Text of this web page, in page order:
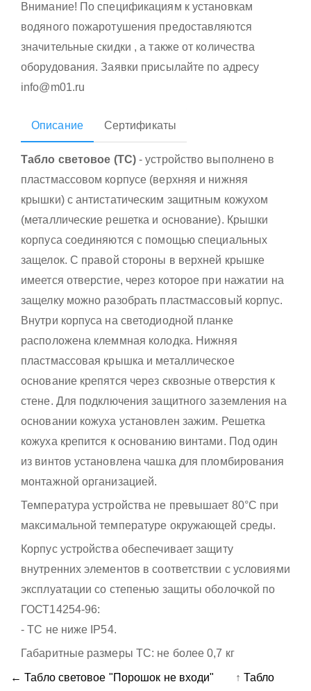
Внимание! По спецификациям к установкам
водяного пожаротушения предоставляются
значительные скидки , а также от количества
оборудования. Заявки присылайте по адресу
info@m01.ru
Описание Сертификаты
Табло световое (ТС)- устройство выполнено в
пластмассовом корпусе (верхняя и нижняя
крышки) с антистатическим защитным кожухом
(металлические решетка и основание). Крышки
корпуса соединяются с помощью специальных
защелок. С правой стороны в верхней крышке
имеется отверстие, через которое при нажатии на
защелку можно разобрать пластмассовый корпус.
Внутри корпуса на светодиодной планке
расположена клеммная колодка. Нижняя
пластмассовая крышка и металлическое
основание крепятся через сквозные отверстия к
стене. Для подключения защитного заземления на
основании кожуха установлен зажим. Решетка
кожуха крепится к основанию винтами. Под один
из винтов установлена чашка для пломбирования
монтажной организацией.
Температура устройства не превышает 80°С при
максимальной температуре окружающей среды.
Корпус устройства обеспечивает защиту
внутренних элементов в соответствии с условиями
эксплуатации со степенью защиты оболочкой по
ГОСТ14254-96:
- ТС не ниже IР54.
Габаритные размеры ТС: не более 0,7 кг
← Табло световое "Порошок не входи" ↑ Табло